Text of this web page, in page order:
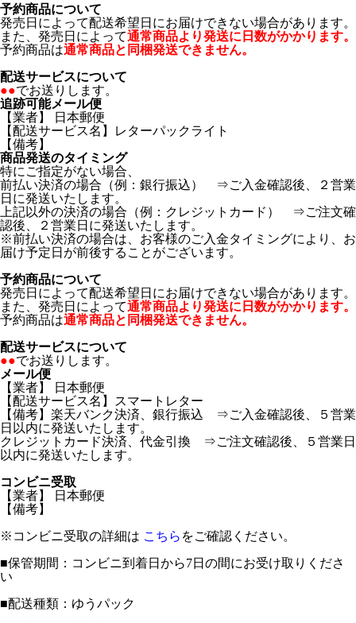
予約商品について
発売日によって配送希望日にお届けできない場合があります。
また、発売日によって通常商品より発送に日数がかかります。
予約商品は通常商品と同梱発送できません。
配送サービスについて
●●でお送りします。
追跡可能メール便
【業者】 日本郵便
【配送サービス名】レターパックライト
【備考】
商品発送のタイミング
特にご指定がない場合、
前払い決済の場合（例：銀行振込） ⇒ご入金確認後、２営業
日に発送いたします。
上記以外の決済の場合（例：クレジットカード） ⇒ご注文確
認後、２営業日に発送いたします。
※前払い決済の場合は、お客様のご入金タイミングにより、お
届け予定日が前後することがございます。
予約商品について
発売日によって配送希望日にお届けできない場合があります。
また、発売日によって通常商品より発送に日数がかかります。
予約商品は通常商品と同梱発送できません。
配送サービスについて
●●でお送りします。
メール便
【業者】 日本郵便
【配送サービス名】スマートレター
【備考】楽天バンク決済、銀行振込 ⇒ご入金確認後、５営業
日以内に発送いたします。
クレジットカード決済、代金引換 ⇒ご注文確認後、５営業日
以内に発送いたします。
コンビニ受取
【業者】 日本郵便
【備考】
※コンビニ受取の詳細は こちら をご確認ください。
■保管期間：コンビニ到着日から7日の間にお受け取りくださ
い
■配送種類：ゆうパック